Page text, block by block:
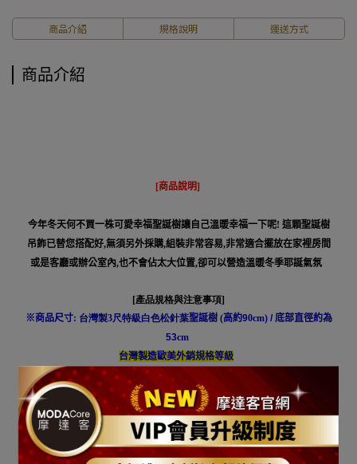
商品介紹 規格說明 運送方式
商品介紹
[商品說明]
今年冬天何不買一株可愛幸福聖誕樹讓自己溫暖幸福一下呢! 這顆聖誕樹
吊飾已替您搭配好,無須另外採購,組裝非常容易,非常適合擺放在家裡房間
或是客廳或辦公室內,也不會佔太大位置,卻可以營造溫暖冬季耶誕氣氛
[產品規格與注意事項]
※商品尺寸: 台灣製3尺特級白色松針葉聖誕樹(高約90cm) / 底部直徑約為
53cm
台灣製造歐美外銷規格等級
本商品出貨包括一株
台灣製3尺特級白色松針葉聖誕樹
(此組商品不含飾品 不含燈)
*本商品需自行組裝*
※請注意若偶有裝飾配件缺貨狀況
本公司具有得修改替換搭配商品吊飾之